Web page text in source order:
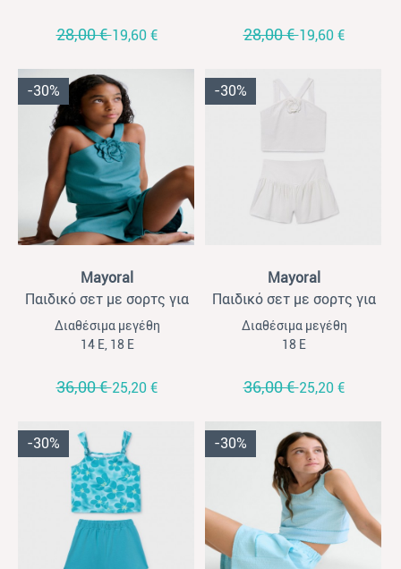
28,00 €19,60 € 28,00 €19,60 €
-30%
Mayoral
Παιδικό σετ με σορτς για
κορίτσια Mayoral πετρόλ
Διαθέσιμα μεγέθη
14 Ε, 18 Ε
36,00 €25,20 €
-30%
Mayoral
Παιδικό σετ με σορτς για
κορίτσια Mayoral εκρού
Διαθέσιμα μεγέθη
18 Ε
36,00 €25,20 €
-30% -30%